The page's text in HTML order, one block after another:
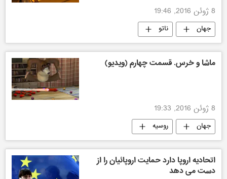
8 ژوئن 2016, 19:46
جهان ناتو
ماشا و خرس. قسمت چهارم (ویدیو)
8 ژوئن 2016, 19:33
جهان روسیه
اتحادیه اروپا دارد حمایت اروپائیان را از
دست می دهد